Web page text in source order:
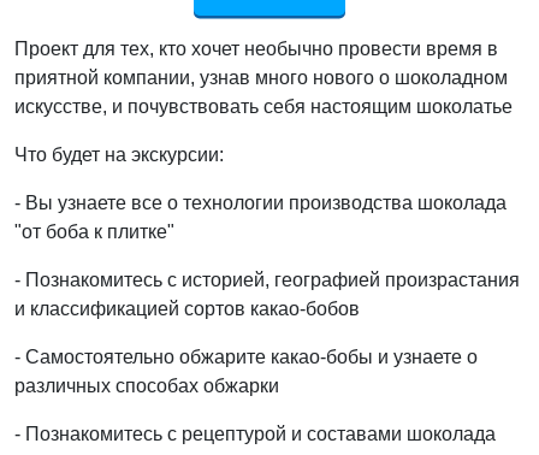
Проект для тех, кто хочет необычно провести время в
приятной компании, узнав много нового о шоколадном
искусстве, и почувствовать себя настоящим шоколатье
Что будет на экскурсии:
- Вы узнаете все о технологии производства шоколада
"от боба к плитке"
- Познакомитесь с историей, географией произрастания
и классификацией сортов какао-бобов
- Самостоятельно обжарите какао-бобы и узнаете о
различных способах обжарки
- Познакомитесь с рецептурой и составами шоколада